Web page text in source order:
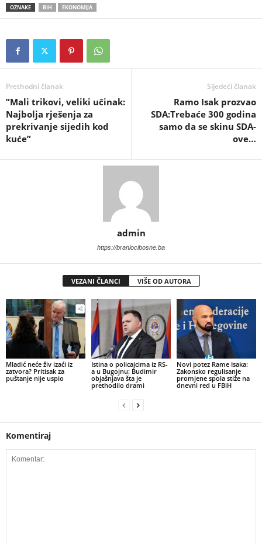
OZNAKE BIH EKONOMIJA
Prethodni članak
​”Mali trikovi, veliki učinak:
Najbolja rješenja za
prekrivanje sijedih kod
kuće”
Sljedeći članak
Ramo Isak prozvao
SDA:Trebaće 300 godina
samo da se skinu SDA-
ove…
admin
https://braniocibosne.ba
VEZANI ČLANCI VIŠE OD AUTORA
​Mladić neće živ izaći iz
zatvora? Pritisak za
puštanje nije uspio
Istina o policajcima iz RS-
a u Bugojnu: Budimir
objašnjava šta je
prethodilo drami
Novi potez Rame Isaka:
Zakonsko regulisanje
promjene spola stiže na
dnevni red u FBiH
Komentiraj